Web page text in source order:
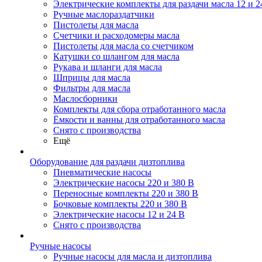
Электрические комплекты для раздачи масла 12 и
Ручные маслораздатчики
Пистолеты для масла
Счетчики и расходомеры масла
Пистолеты для масла со счетчиком
Катушки со шлангом для масла
Рукава и шланги для масла
Шприцы для масла
Фильтры для масла
Маслосборники
Комплекты для сбора отработанного масла
Ёмкости и ванны для отработанного масла
Снято с производства
Ещё
Оборудование для раздачи дизтоплива
Пневматические насосы
Электрические насосы 220 и 380 В
Переносные комплекты 220 и 380 В
Бочковые комплекты 220 и 380 В
Электрические насосы 12 и 24 В
Снято с производства
Ручные насосы
Ручные насосы для масла и дизтоплива